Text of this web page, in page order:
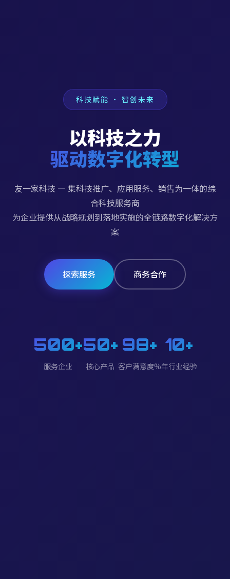
科技赋能 · 智创未来
以科技之力
驱动数字化转型
友一家科技 — 集科技推广、应用服务、销售为一体的综
合科技服务商
为企业提供从战略规划到落地实施的全链路数字化解决方
案
探索服务 商务合作
500+
服务企业
50+
核心产品
98+
客户满意度%
10+
年行业经验